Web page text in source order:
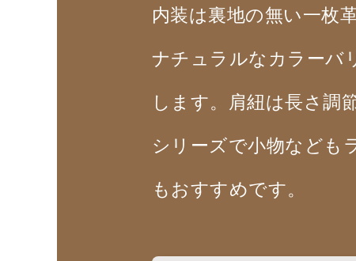
内装は裏地の無い一枚
ナチュラルなカラーバ
します。肩紐は長さ調
シリーズで小物なども
もおすすめです。